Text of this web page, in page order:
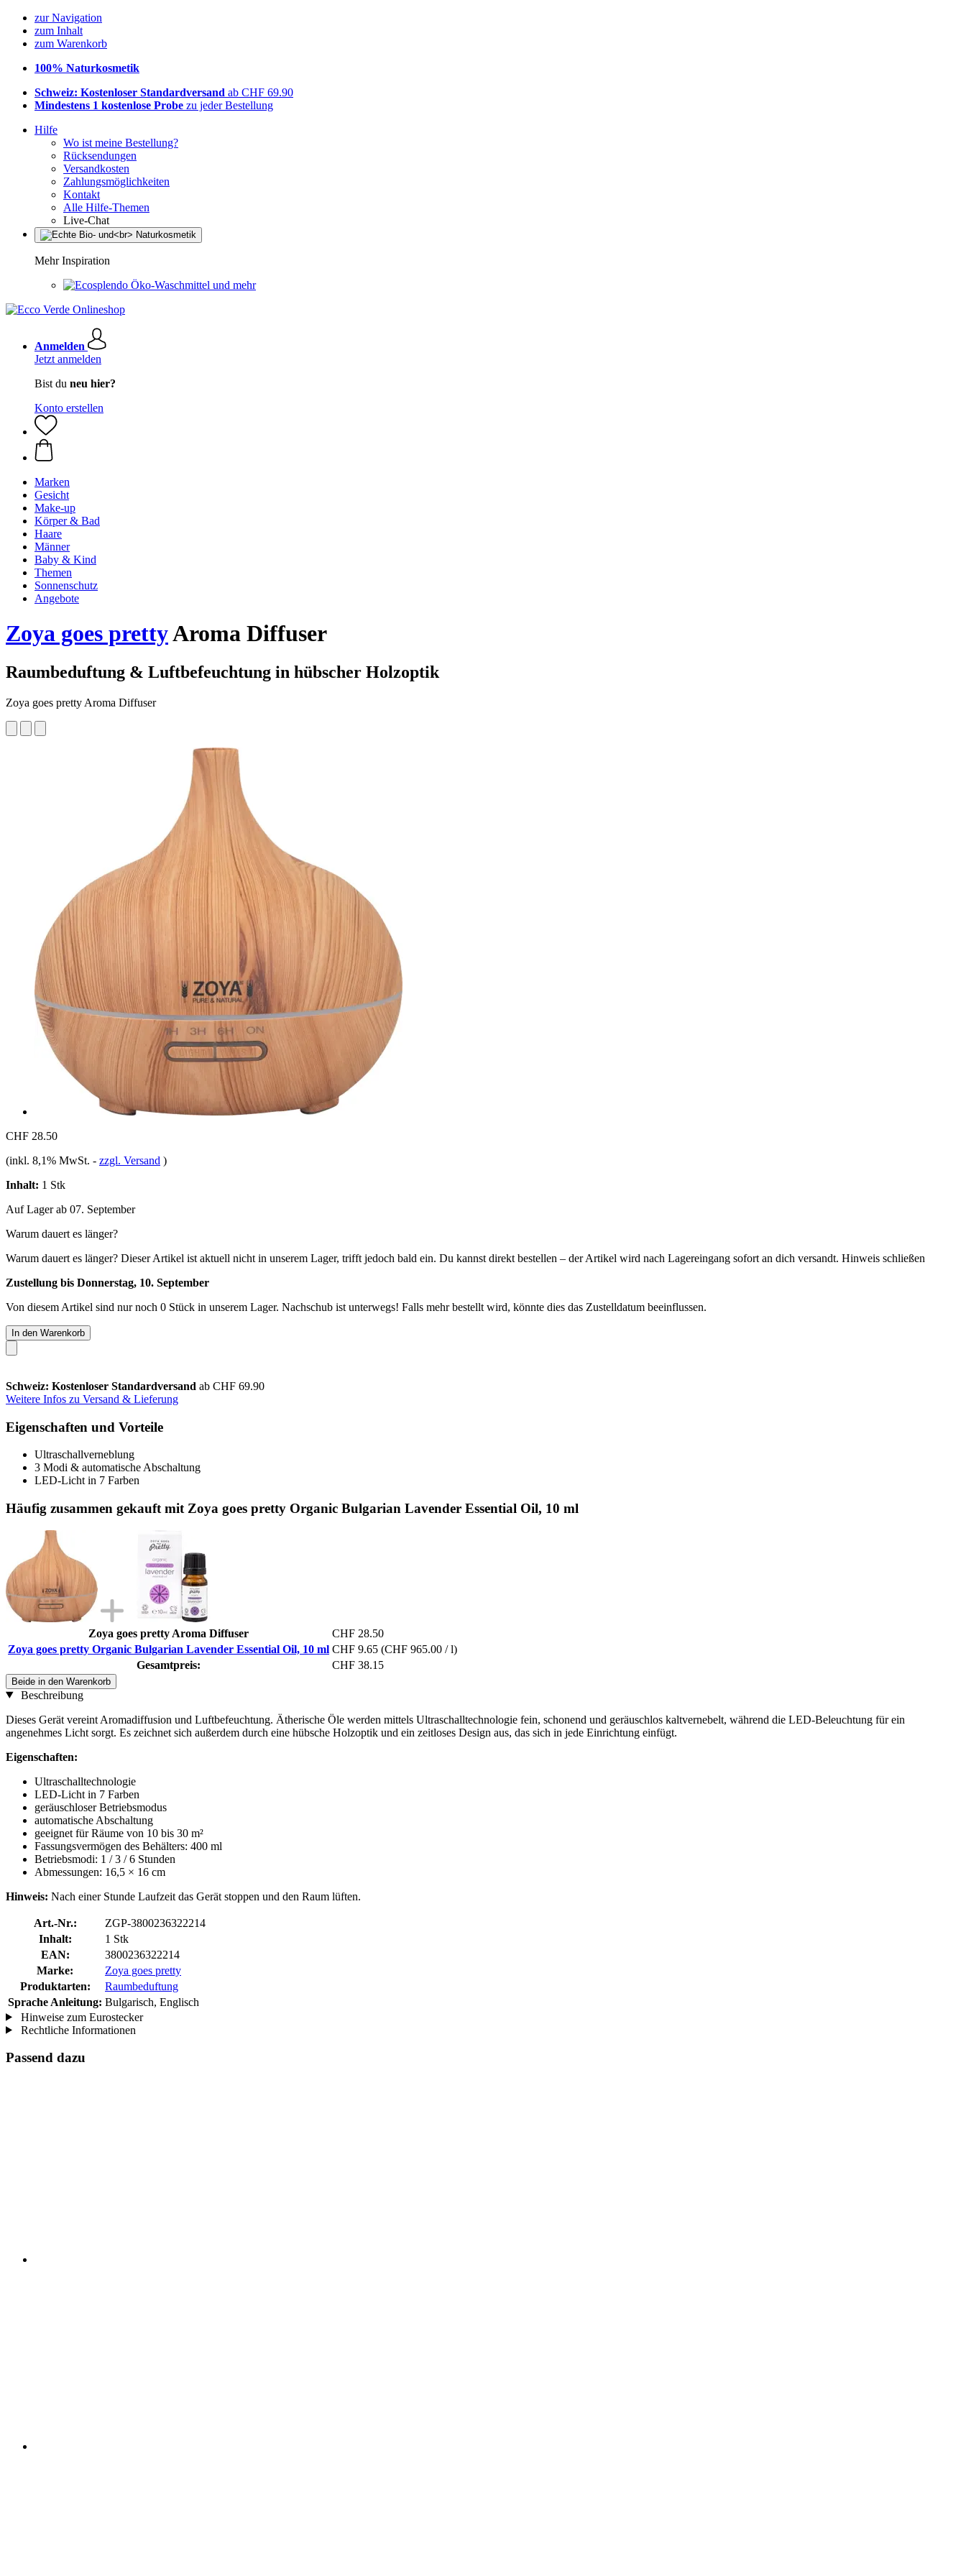
zur Navigation
zum Inhalt
zum Warenkorb
100% Naturkosmetik
Schweiz: Kostenloser Standardversand ab CHF 69.90
Mindestens 1 kostenlose Probe zu jeder Bestellung
Hilfe
Wo ist meine Bestellung?
Rücksendungen
Versandkosten
Zahlungsmöglichkeiten
Kontakt
Alle Hilfe-Themen
Live-Chat
Mehr Inspiration
Öko-Waschmittel und mehr
Anmelden
Jetzt anmelden
Bist du neu hier?
Konto erstellen
Marken
Gesicht
Make-up
Körper & Bad
Haare
Männer
Baby & Kind
Themen
Sonnenschutz
Angebote
Zoya goes prettyAroma Diffuser
Raumbeduftung & Luftbefeuchtung in hübscher Holzoptik
Zoya goes pretty Aroma Diffuser
CHF 28.50
(inkl. 8,1% MwSt. - zzgl. Versand )
Inhalt: 1 Stk
Auf Lager ab 07. September
Warum dauert es länger?
Warum dauert es länger? Dieser Artikel ist aktuell nicht in unserem Lager, trifft jedoch bald ein. Du kannst direkt bestellen – der Artikel wird nach Lagereingang sofort an dich versandt. Hinweis schließen
Zustellung bis Donnerstag, 10. September
Von diesem Artikel sind nur noch 0 Stück in unserem Lager. Nachschub ist unterwegs! Falls mehr bestellt wird, könnte dies das Zustelldatum beeinflussen.
In den Warenkorb
Schweiz: Kostenloser Standardversand ab CHF 69.90
Weitere Infos zu Versand & Lieferung
Eigenschaften und Vorteile
Ultraschallverneblung
3 Modi & automatische Abschaltung
LED-Licht in 7 Farben
Häufig zusammen gekauft mit Zoya goes pretty Organic Bulgarian Lavender Essential Oil, 10 ml
Zoya goes pretty Aroma Diffuser
CHF 28.50
Zoya goes pretty Organic Bulgarian Lavender Essential Oil, 10 ml CHF 9.65 (CHF 965.00 / l)
Gesamtpreis:
CHF 38.15
Beide in den Warenkorb
Beschreibung
Dieses Gerät vereint Aromadiffusion und Luftbefeuchtung. Ätherische Öle werden mittels Ultraschalltechnologie fein, schonend und geräuschlos kaltvernebelt, während die LED-Beleuchtung für ein
angenehmes Licht sorgt. Es zeichnet sich außerdem durch eine hübsche Holzoptik und ein zeitloses Design aus, das sich in jede Einrichtung einfügt.
Eigenschaften:
Ultraschalltechnologie
LED-Licht in 7 Farben
geräuschloser Betriebsmodus
automatische Abschaltung
geeignet für Räume von 10 bis 30 m²
Fassungsvermögen des Behälters: 400 ml
Betriebsmodi: 1 / 3 / 6 Stunden
Abmessungen: 16,5 × 16 cm
Hinweis: Nach einer Stunde Laufzeit das Gerät stoppen und den Raum lüften.
Art.-Nr.:
ZGP-3800236322214
Inhalt:
1 Stk
EAN:
3800236322214
Marke:
Zoya goes pretty
Produktarten:
Raumbeduftung
Sprache Anleitung: Bulgarisch, Englisch
Hinweise zum Eurostecker
Rechtliche Informationen
Passend dazu